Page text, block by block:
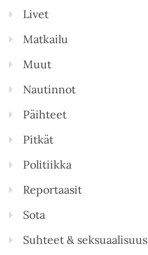
Livet
Matkailu
Muut
Nautinnot
Päihteet
Pitkät
Politiikka
Reportaasit
Sota
Suhteet & seksuaalisuus